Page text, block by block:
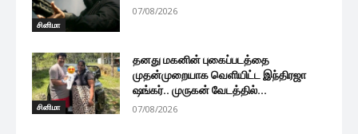
சினிமா
07/08/2026
சினிமா
தனது மகனின் புகைப்படத்தை
முதன்முறையாக வெளியிட்ட இந்திரஜா
ஷங்கர்.. முருகன் வேடத்தில்...
07/08/2026